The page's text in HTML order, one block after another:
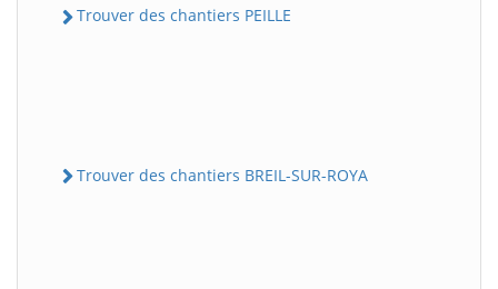
Trouver des chantiers PEILLE
Trouver des chantiers BREIL-SUR-ROYA